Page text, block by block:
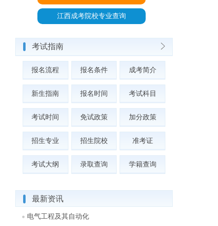
江西成考院校专业查询
考试指南
报名流程 报名条件 成考简介
新生指南 报名时间 考试科目
考试时间 免试政策 加分政策
招生专业 招生院校 准考证
考试大纲 录取查询 学籍查询
最新资讯
电气工程及其自动化